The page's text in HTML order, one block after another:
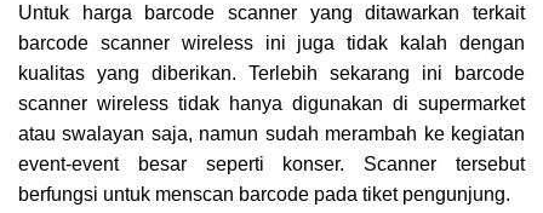
Untuk harga barcode scanner yang ditawarkan terkait
barcode scanner wireless ini juga tidak kalah dengan
kualitas yang diberikan. Terlebih sekarang ini barcode
scanner wireless tidak hanya digunakan di supermarket
atau swalayan saja, namun sudah merambah ke kegiatan
event-event besar seperti konser. Scanner tersebut
berfungsi untuk menscan barcode pada tiket pengunjung.